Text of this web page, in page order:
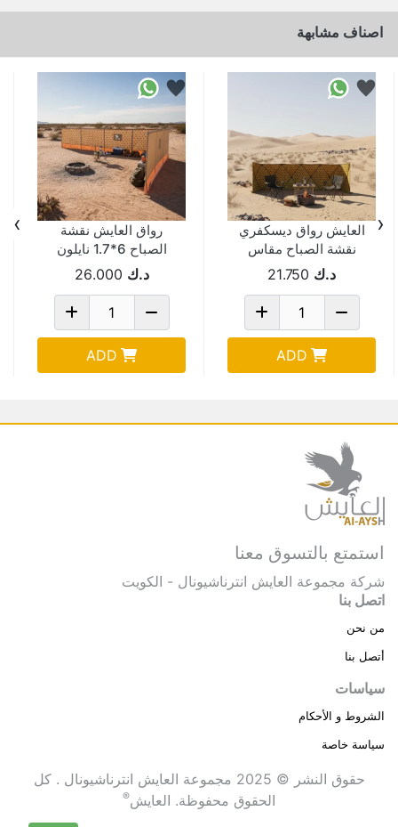
اصناف مشابهة
العايش رواق ديسكفري
نقشة الصباح مقاس
د.ك 21.750
ADD
رواق العايش نقشة
الصباح 6*1.7 نايلون
قطن (شعار) NUF2-6-
د.ك 26.000
ADD
‹
›
استمتع بالتسوق معنا
شركة مجموعة العايش انترناشيونال - الكويت
اتصل بنا
من نحن
أتصل بنا
سياسات
الشروط و الأحكام
سياسة خاصة
حقوق النشر © 2025 مجموعة العايش انترناشيونال . كل
الحقوق محفوظة. العايش®